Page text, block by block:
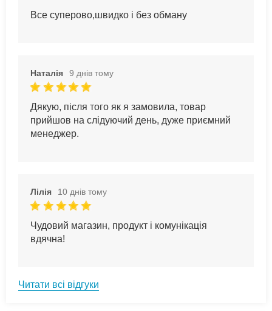
Все суперово,швидко і без обману
Наталія 9 днів тому
Дякую, після того як я замовила, товар
прийшов на слідуючий день, дуже приємний
менеджер.
Лілія 10 днів тому
Чудовий магазин, продукт і комунікація
вдячна!
Читати всі відгуки